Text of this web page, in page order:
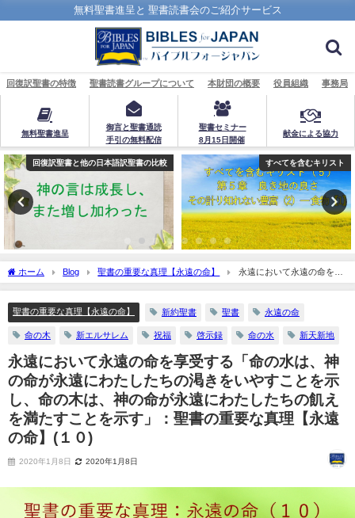
無料聖書進呈と 聖書読書会のご紹介サービス
回復訳聖書の特徴 聖書読書グループについて 本財団の概要 役員組織 事務局
無料聖書進呈
御言と聖書通読
手引の無料配信
聖書セミナー
8月15日開催
献金による協力
すべてを含むキリスト 回復訳聖書と他の日本語訳聖書の比較
ホーム Blog 聖書の重要な真理【永遠の命】
永遠において永遠の命を享
受する「命の水は、神の命が永遠にわたしたちの渇きをいやすことを示し、命の木
遠の命】(１０)
聖書の重要な真理【永遠の命】 新約聖書 聖書 永遠の命
命の木 新エルサレム 祝福 啓示録 命の水 新天新地
永遠において永遠の命を享受する「命の水は、神
の命が永遠にわたしたちの渇きをいやすことを示
し、命の木は、神の命が永遠にわたしたちの飢え
を満たすことを示す」：聖書の重要な真理【永遠
の命】(１０)
2020年1月8日 2020年1月8日